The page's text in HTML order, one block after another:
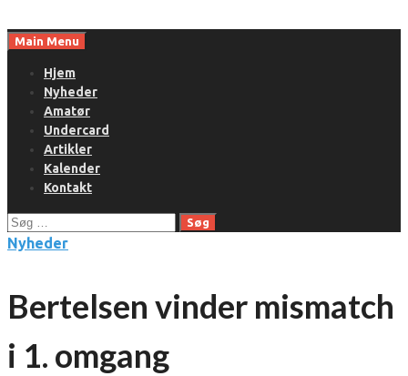
toMain Menu
Hjem
Nyheder
Amatør
Undercard
Artikler
Kalender
Kontakt
Søg
efter:
Nyheder
Bertelsen vinder mismatch
i 1. omgang